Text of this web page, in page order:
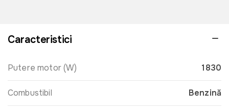
Caracteristici
Putere motor (W) 1830
Combustibil Benzină